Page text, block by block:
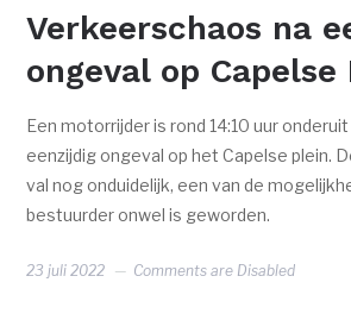
Verkeerschaos na
ongeval op Capelse
Een motorrijder is rond 14:10 uur
eenzijdig ongeval op het Capelse plein.
val nog onduidelijk, een van de
bestuurder onwel is geworden.
23 juli 2022 Comments are Disabled